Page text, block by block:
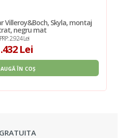
Villeroy&Boch, Skyla, montaj
negru mat
PRP: 2.924 Lei
Lei
ÎN COȘ